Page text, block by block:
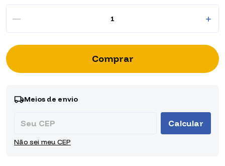
Entregas para o CEP:
Meios de envio
Calcular
Não sei meu CEP